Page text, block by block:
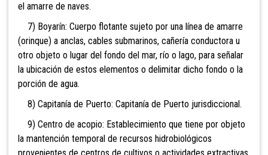
el amarre de naves.
7) Boyarín: Cuerpo flotante sujeto por una línea de amarre
(orinque) a anclas, cables submarinos, cañería conductora u
otro objeto o lugar del fondo del mar, río o lago, para señalar
la ubicación de estos elementos o delimitar dicho fondo o la
porción de agua.
8) Capitanía de Puerto: Capitanía de Puerto jurisdiccional.
9) Centro de acopio: Establecimiento que tiene por objeto
la mantención temporal de recursos hidrobiológicos